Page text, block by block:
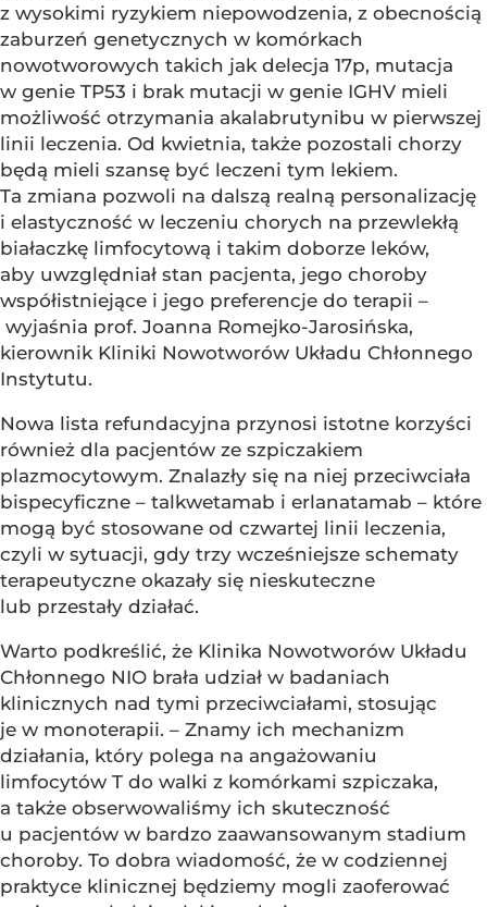
z wysokimi ryzykiem niepowodzenia, z obecnością
zaburzeń genetycznych w komórkach
nowotworowych takich jak delecja 17p, mutacja
w genie TP53 i brak mutacji w genie IGHV mieli
możliwość otrzymania akalabrutynibu w pierwszej
linii leczenia. Od kwietnia, także pozostali chorzy
będą mieli szansę być leczeni tym lekiem.
Ta zmiana pozwoli na dalszą realną personalizację
i elastyczność w leczeniu chorych na przewlekłą
białaczkę limfocytową i takim doborze leków,
aby uwzględniał stan pacjenta, jego choroby
współistniejące i jego preferencje do terapii –
wyjaśnia prof. Joanna Romejko-Jarosińska,
kierownik Kliniki Nowotworów Układu Chłonnego
Instytutu.
Nowa lista refundacyjna przynosi istotne korzyści
również dla pacjentów ze szpiczakiem
plazmocytowym. Znalazły się na niej przeciwciała
bispecyficzne – talkwetamab i erlanatamab – które
mogą być stosowane od czwartej linii leczenia,
czyli w sytuacji, gdy trzy wcześniejsze schematy
terapeutyczne okazały się nieskuteczne
lub przestały działać.
Warto podkreślić, że Klinika Nowotworów Układu
Chłonnego NIO brała udział w badaniach
klinicznych nad tymi przeciwciałami, stosując
je w monoterapii. – Znamy ich mechanizm
działania, który polega na angażowaniu
limfocytów T do walki z komórkami szpiczaka,
a także obserwowaliśmy ich skuteczność
u pacjentów w bardzo zaawansowanym stadium
choroby. To dobra wiadomość, że w codziennej
praktyce klinicznej będziemy mogli zaoferować